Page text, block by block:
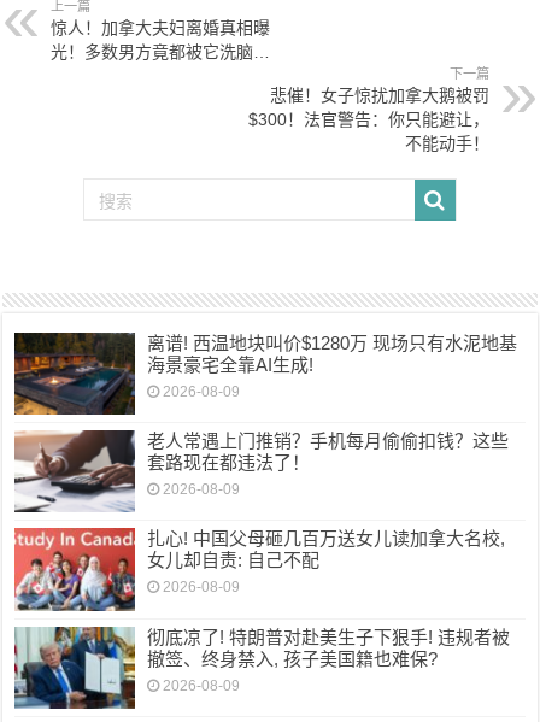
上一篇
惊人！加拿大夫妇离婚真相曝
光！多数男方竟都被它洗脑…
下一篇
悲催！女子惊扰加拿大鹅被罚
$300！法官警告：你只能避让，
不能动手！
离谱! 西温地块叫价$1280万 现场只有水泥地基
海景豪宅全靠AI生成!
2026-08-09
老人常遇上门推销？手机每月偷偷扣钱？这些
套路现在都违法了！
2026-08-09
扎心! 中国父母砸几百万送女儿读加拿大名校,
女儿却自责: 自己不配
2026-08-09
彻底凉了! 特朗普对赴美生子下狠手! 违规者被
撤签、终身禁入, 孩子美国籍也难保?
2026-08-09